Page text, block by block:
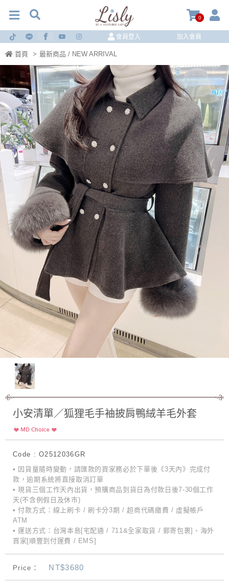
0
會員登入 加入會員
首頁 > 最新商品 / NEW ARRIVAL
小安清單／狐狸毛手袖披肩鴨絨羊毛外套
Code : O2512036GR
• 因貨量隨時變動，請匯款的買家務必於下單後《3天內》完成付
款，逾期系統將直接取消訂單
• 現貨三個工作天內出貨，預購商品到貨日為付款日後7-30個工作
天(不含例假日及休市)
• 付款方式：線上刷卡 / 刷卡分3期 / 超商代碼繳費 / 虛擬帳戶
ATM
• 運送方式：台灣本島[宅配通 / 711&全家取貨 / 郵寄包裹]、海外
買家[順豐到付運費 / EMS]
Price： NT$3680